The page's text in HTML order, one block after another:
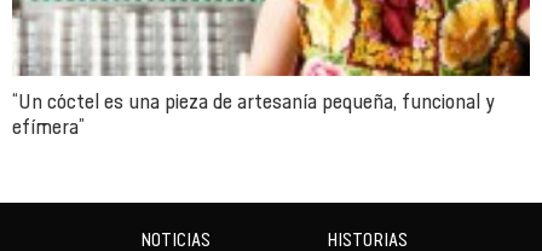
“Un cóctel es una pieza de artesanía pequeña, funcional y
efímera”
NOTICIAS HISTORIAS